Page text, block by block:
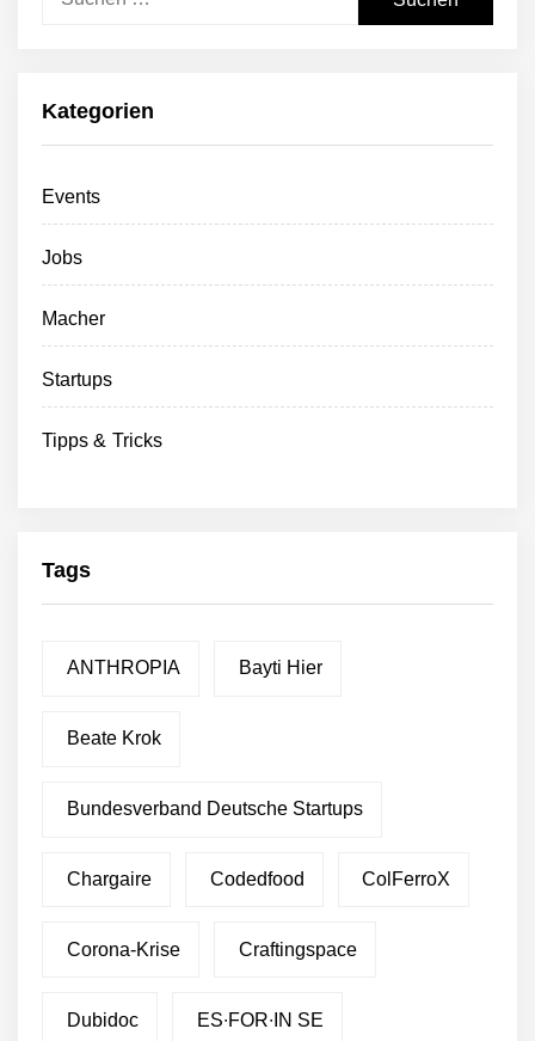
Kategorien
Events
Jobs
Macher
Startups
Tipps & Tricks
Tags
ANTHROPIA Bayti Hier
Beate Krok
Bundesverband Deutsche Startups
Chargaire Codedfood ColFerroX
Corona-Krise Craftingspace
Dubidoc ES∙FOR∙IN SE